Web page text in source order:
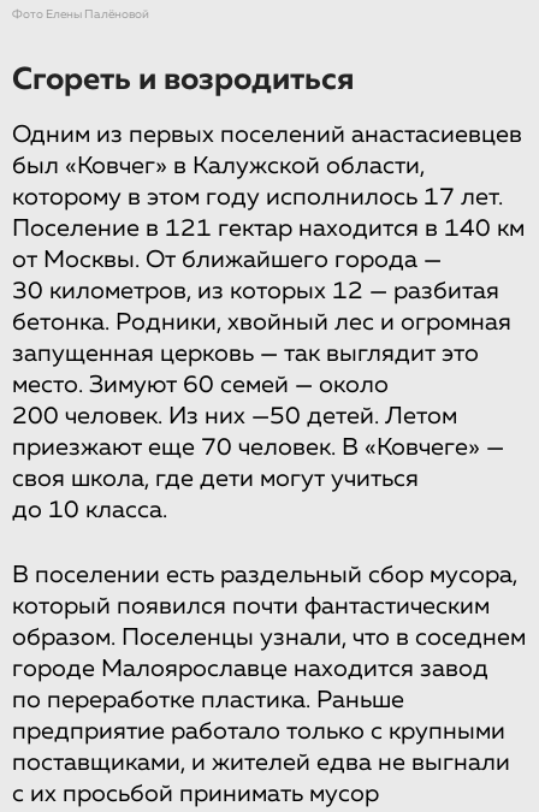
Фото Елены Палёновой
Сгореть и возродиться
Одним из первых поселений анастасиевцев
был «Ковчег» в Калужской области,
которому в этом году исполнилось 17 лет.
Поселение в 121 гектар находится в 140 км
от Москвы. От ближайшего города —
30 километров, из которых 12 — разбитая
бетонка. Родники, хвойный лес и огромная
запущенная церковь — так выглядит это
место. Зимуют 60 семей — около
200 человек. Из них —50 детей. Летом
приезжают еще 70 человек. В «Ковчеге» —
своя школа, где дети могут учиться
до 10 класса.
В поселении есть раздельный сбор мусора,
который появился почти фантастическим
образом. Поселенцы узнали, что в соседнем
городе Малоярославце находится завод
по переработке пластика. Раньше
предприятие работало только с крупными
поставщиками, и жителей едва не выгнали
с их просьбой принимать мусор